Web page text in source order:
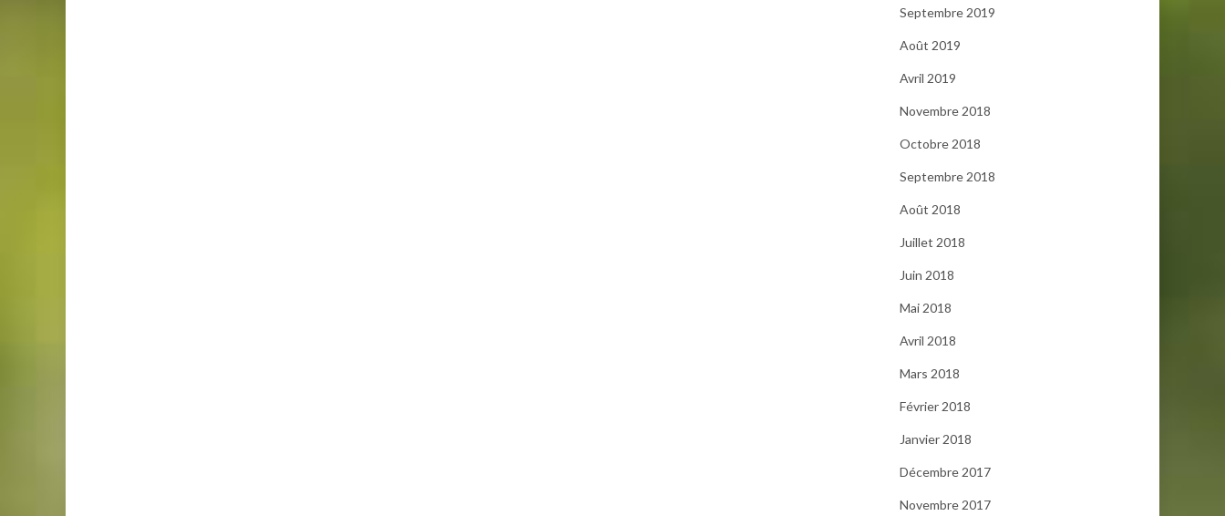
Septembre 2019
Août 2019
Avril 2019
Novembre 2018
Octobre 2018
Septembre 2018
Août 2018
Juillet 2018
Juin 2018
Mai 2018
Avril 2018
Mars 2018
Février 2018
Janvier 2018
Décembre 2017
Novembre 2017